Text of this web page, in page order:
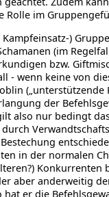
im
)
(im
bzw.
- wenn keine von
(„unterstützende
der
also nur bedingt
in der normalen
Konkurrenten
aber anderweitig
er die